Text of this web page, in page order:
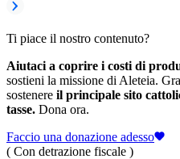
Ti piace il nostro contenuto?
Aiutaci a coprire i costi di
sostieni la missione di Aleteia.
sostenere il principale sito
tasse. Dona ora.
Faccio una donazione adesso
( Con detrazione fiscale )